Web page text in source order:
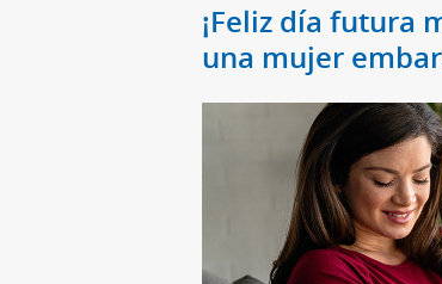
¡Feliz día futura
una mujer